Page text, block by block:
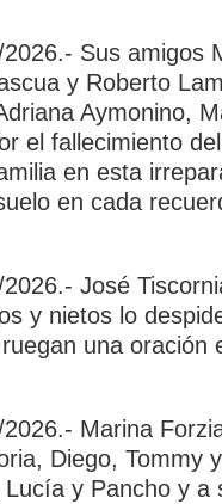
Sus amigos
y Roberto
Aymonino,
el fallecimiento
en esta
en cada
José
y nietos lo
una oración
Marina
Diego, Tommy
y Pancho y a